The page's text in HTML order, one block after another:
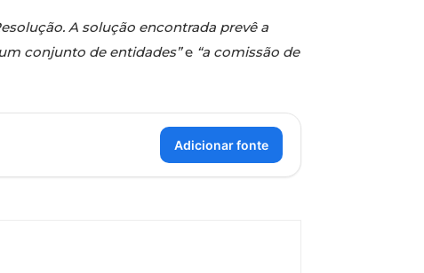
A solução encontrada prevê a
conjunto de entidades”e “a comissão de
Adicionar fonte